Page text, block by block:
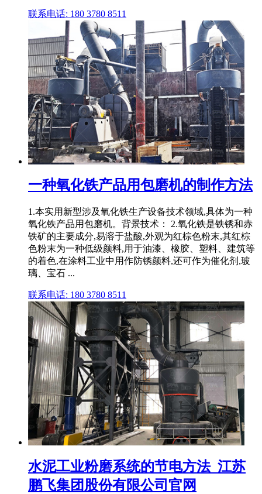
联系电话: 180 3780 8511
一种氧化铁产品用包磨机的制作方法
1.本实用新型涉及氧化铁生产设备技术领域,具体为一种
氧化铁产品用包磨机。背景技术： 2.氧化铁是铁锈和赤
铁矿的主要成分,易溶于盐酸,外观为红棕色粉末,其红棕
色粉末为一种低级颜料,用于油漆、橡胶、塑料、建筑等
的着色,在涂料工业中用作防锈颜料,还可作为催化剂,玻
璃、宝石 ...
联系电话: 180 3780 8511
水泥工业粉磨系统的节电方法_江苏
鹏飞集团股份有限公司官网